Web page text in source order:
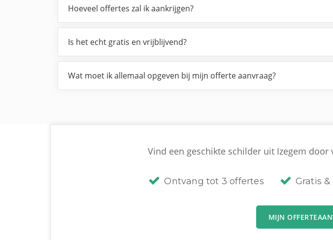
Hoeveel offertes zal ik aankrijgen?
Is het echt gratis en vrijblijvend?
Wat moet ik allemaal opgeven bij mijn offerte aanvraag?
Vind een geschikte schilder uit Izegem
Ontvang tot 3 offertes Gratis
MIJN